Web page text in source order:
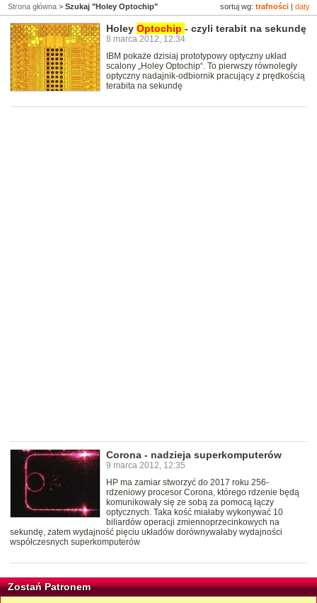
sortuj wg: trafności daty
Strona główna > Szukaj "Holey Optochip"
Holey Optochip - czyli terabit na sekundę
8 marca 2012, 12:34
IBM pokaże dzisiaj prototypowy optyczny układ
scalony „Holey Optochip“. To pierwszy równoległy
optyczny nadajnik-odbiornik pracujący z prędkością
terabita na sekundę
Corona - nadzieja superkomputerów
9 marca 2012, 12:35
HP ma zamiar stworzyć do 2017 roku 256-
rdzeniowy procesor Corona, którego rdzenie będą
komunikowały się ze sobą za pomocą łączy
optycznych. Taka kość miałaby wykonywać 10
biliardów operacji zmiennoprzecinkowych na
sekundę, zatem wydajność pięciu układów dorównywałaby wydajności
współczesnych superkomputerów
Zostań Patronem